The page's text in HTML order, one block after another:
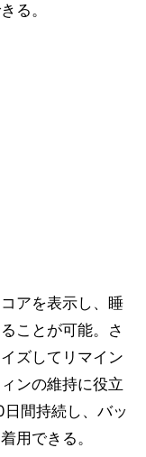
る。
アを表示し、睡
ことが可能。さ
ズしてリマイン
ンの維持に役立
間持続し、バッ
用できる。